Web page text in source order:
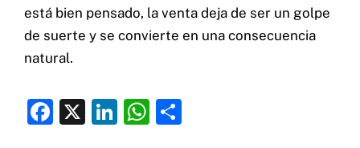
está bien pensado, la venta deja de ser un golpe
de suerte y se convierte en una consecuencia
natural.
F
X
Li W